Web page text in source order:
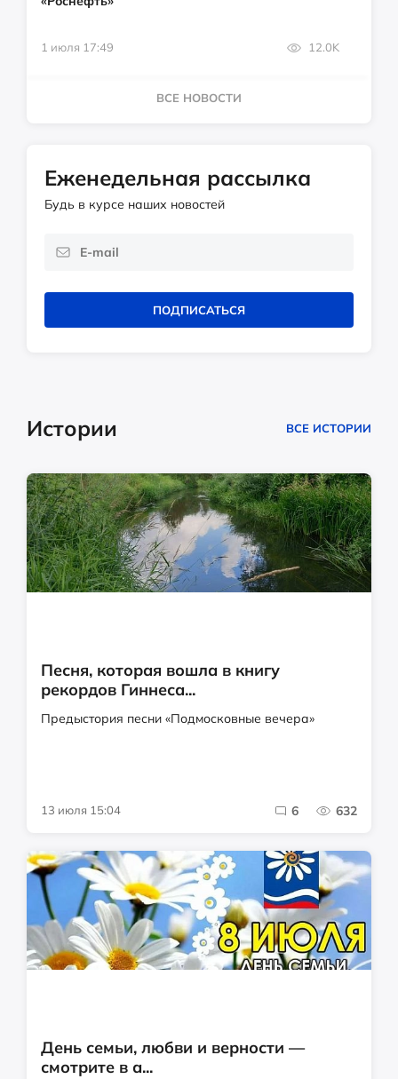
1 июля 17:49 12.0K
ВСЕ НОВОСТИ
Еженедельная рассылка
Будь в курсе наших новостей
ПОДПИСАТЬСЯ
Истории ВСЕ ИСТОРИИ
Песня, которая вошла в книгу
рекордов Гиннеса...
Предыстория песни «Подмосковные вечера»
13 июля 15:04 6 632
День семьи, любви и верности —
смотрите в а...